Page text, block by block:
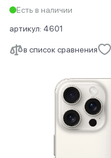
в список сравнения
Есть в наличии
артикул: 4601